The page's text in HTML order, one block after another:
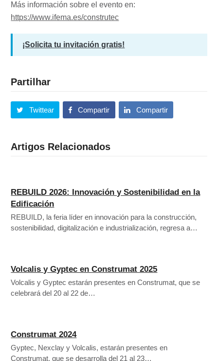
Más información sobre el evento en:
https://www.ifema.es/construtec
¡Solicita tu invitación gratis!
Partilhar
Twittear Compartir Compartir
Artigos Relacionados
REBUILD 2026: Innovación y Sostenibilidad en la
Edificación
REBUILD, la feria líder en innovación para la construcción,
sostenibilidad, digitalización e industrialización, regresa a…
Volcalis y Gyptec en Construmat 2025
Volcalis y Gyptec estarán presentes en Construmat, que se
celebrará del 20 al 22 de…
Construmat 2024
Gyptec, Nexclay y Volcalis, estarán presentes en
Construmat, que se desarrolla del 21 al 23…